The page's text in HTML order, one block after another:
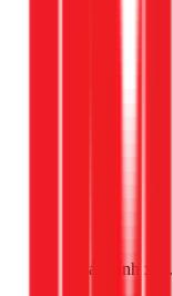
giá chính xác.